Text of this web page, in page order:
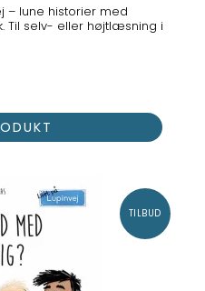
– lune historier med
Til selv- eller højtlæsning i
TILBUD